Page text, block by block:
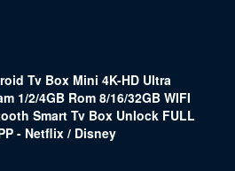
Tv Box Mini 4K-HD Ultra
1/2/4GB Rom 8/16/32GB WIFI
Smart Tv Box Unlock FULL
- Netflix / Disney